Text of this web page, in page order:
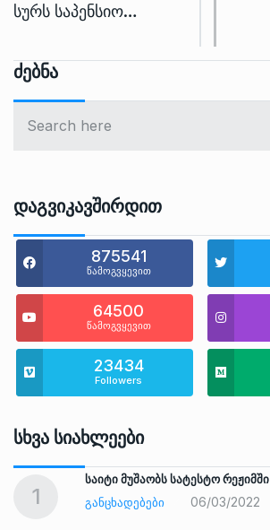
სურს საპენსიო…
Ძებნა
Დაგვიკავშირდით
875541
წამოგვყევით
64500
წამოგვყევით
23434
Followers
Სხვა Სიახლეები
1
საიტი მუშაობს სატესტო რეჟიმში
ᲒᲐᲜᲪᲮᲐᲓᲔᲑᲔᲑᲘ
06/03/2022